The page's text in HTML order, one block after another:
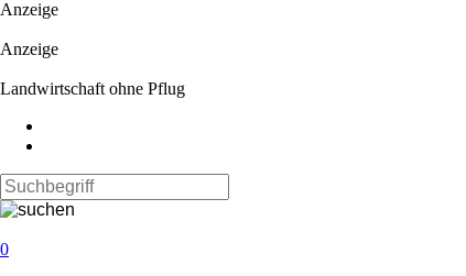
Anzeige
Anzeige
Landwirtschaft ohne Pflug
0